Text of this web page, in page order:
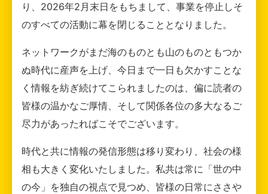
り、2026年2月末日をもちまして、事業を停止しそ
のすべての活動に幕を閉じることとなりました。
ネットワークがまだ海のものとも山のものともつか
ぬ時代に産声を上げ、今日まで一日も欠かすことな
く情報を紡ぎ続けてこられましたのは、偏に読者の
皆様の温かなご厚情、そして関係各位の多大なるご
尽力があったればこそでございます。
時代と共に情報の発信形態は移り変わり、社会の様
相も大きく変化いたしました。私共は常に「世の中
の今」を独自の視点で見つめ、皆様の日常にささや